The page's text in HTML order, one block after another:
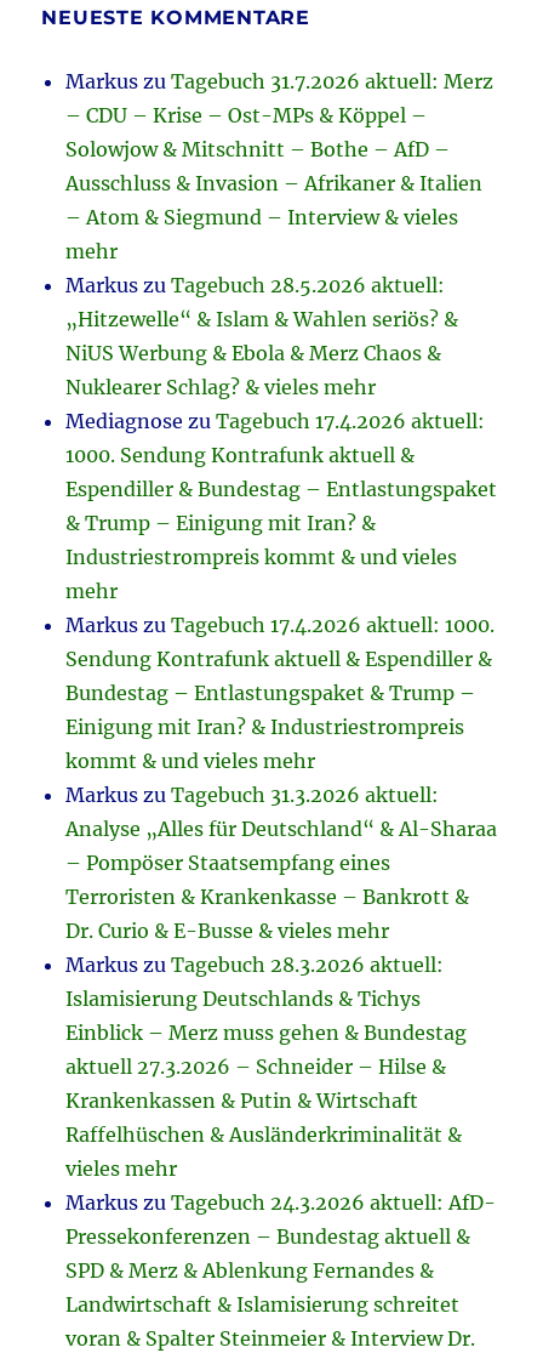
NEUESTE KOMMENTARE
Markus zuTagebuch 31.7.2026 aktuell: Merz
– CDU – Krise – Ost-MPs & Köppel –
Solowjow & Mitschnitt – Bothe – AfD –
Ausschluss & Invasion – Afrikaner & Italien
– Atom & Siegmund – Interview & vieles
mehr
Markus zuTagebuch 28.5.2026 aktuell:
„Hitzewelle“ & Islam & Wahlen seriös? &
NiUS Werbung & Ebola & Merz Chaos &
Nuklearer Schlag? & vieles mehr
Mediagnose zuTagebuch 17.4.2026 aktuell:
1000. Sendung Kontrafunk aktuell &
Espendiller & Bundestag – Entlastungspaket
& Trump – Einigung mit Iran? &
Industriestrompreis kommt & und vieles
mehr
Markus zuTagebuch 17.4.2026 aktuell: 1000.
Sendung Kontrafunk aktuell & Espendiller &
Bundestag – Entlastungspaket & Trump –
Einigung mit Iran? & Industriestrompreis
kommt & und vieles mehr
Markus zuTagebuch 31.3.2026 aktuell:
Analyse „Alles für Deutschland“ & Al-Sharaa
– Pompöser Staatsempfang eines
Terroristen & Krankenkasse – Bankrott &
Dr. Curio & E-Busse & vieles mehr
Markus zuTagebuch 28.3.2026 aktuell:
Islamisierung Deutschlands & Tichys
Einblick – Merz muss gehen & Bundestag
aktuell 27.3.2026 – Schneider – Hilse &
Krankenkassen & Putin & Wirtschaft
Raffelhüschen & Ausländerkriminalität &
vieles mehr
Markus zuTagebuch 24.3.2026 aktuell: AfD-
Pressekonferenzen – Bundestag aktuell &
SPD & Merz & Ablenkung Fernandes &
Landwirtschaft & Islamisierung schreitet
voran & Spalter Steinmeier & Interview Dr.